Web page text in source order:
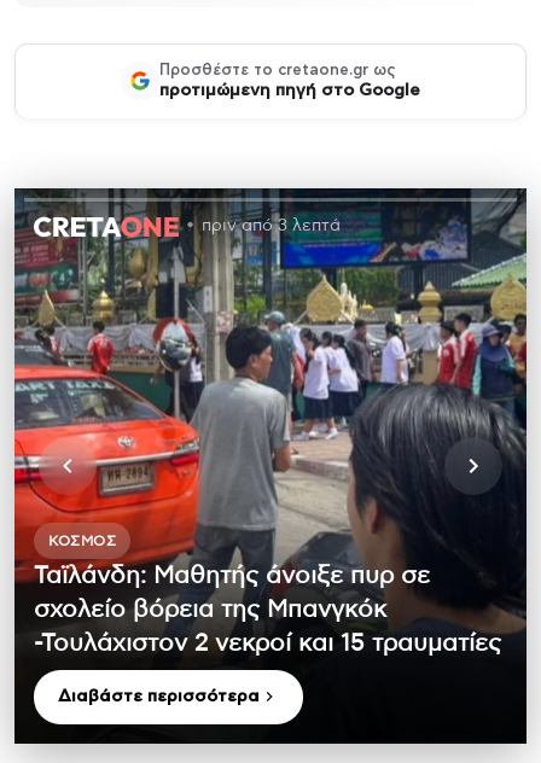
Προσθέστε το cretaone.gr ως
προτιμώμενη πηγή στο Google
πριν από 3 λεπτά
ΚΌΣΜΟΣ
Ταϊλάνδη: Μαθητής άνοιξε πυρ σε
σχολείο βόρεια της Μπανγκόκ
-Τουλάχιστον 2 νεκροί και 15 τραυματίες
Διαβάστε περισσότερα